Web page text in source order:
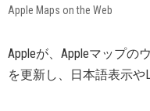
Apple Maps on the Web
Appleが、Appleマップの
を更新し、日本語表示や